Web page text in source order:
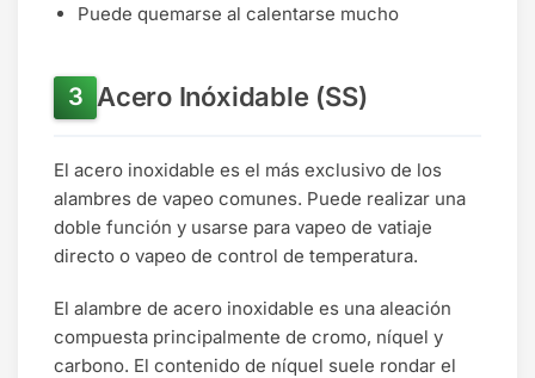
Puede quemarse al calentarse mucho
Acero Inóxidable (SS)
El acero inoxidable es el más exclusivo de los
alambres de vapeo comunes. Puede realizar una
doble función y usarse para vapeo de vatiaje
directo o vapeo de control de temperatura.
El alambre de acero inoxidable es una aleación
compuesta principalmente de cromo, níquel y
carbono. El contenido de níquel suele rondar el